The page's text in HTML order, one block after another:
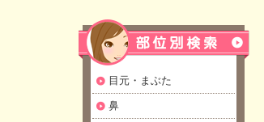
目元・まぶた
鼻